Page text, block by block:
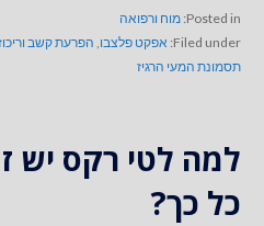
Posted in: מוח ורפואה
Filed under: אפקט פלצבו הפרעת קשב
תסמונת המעי הרגיז
למה לטי רקס יש
כל כך?